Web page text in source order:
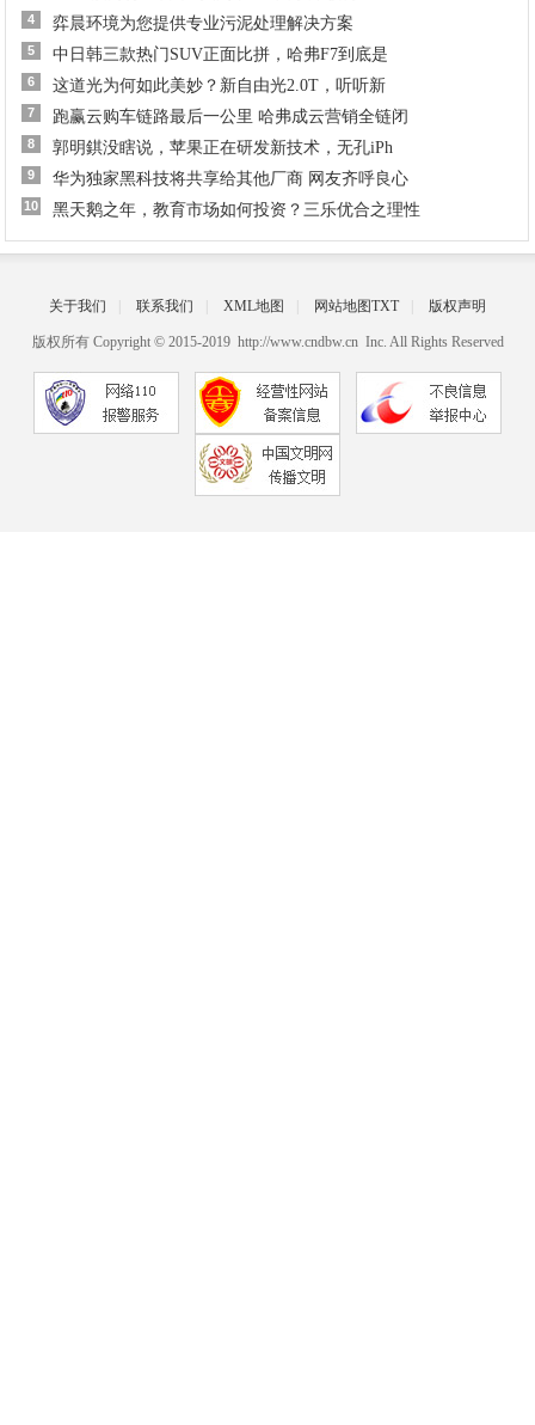
4 弈晨环境为您提供专业污泥处理解决方案
5 中日韩三款热门SUV正面比拼，哈弗F7到底是
6 这道光为何如此美妙？新自由光2.0T，听听新
7 跑赢云购车链路最后一公里 哈弗成云营销全链闭
8 郭明錤没瞎说，苹果正在研发新技术，无孔iPh
9 华为独家黑科技将共享给其他厂商 网友齐呼良心
10 黑天鹅之年，教育市场如何投资？三乐优合之理性
关于我们 联系我们 XML地图 网站地图TXT 版权声明
版权所有 Copyright © 2015-2019 http://www.cndbw.cn Inc. All Rights Reserved